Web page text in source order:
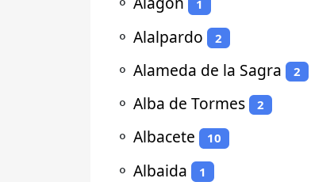
1
⚬ Alalpardo 2
⚬ Alameda de la Sagra 2
⚬ Alba de Tormes 2
⚬ Albacete 10
⚬ Albaida 1